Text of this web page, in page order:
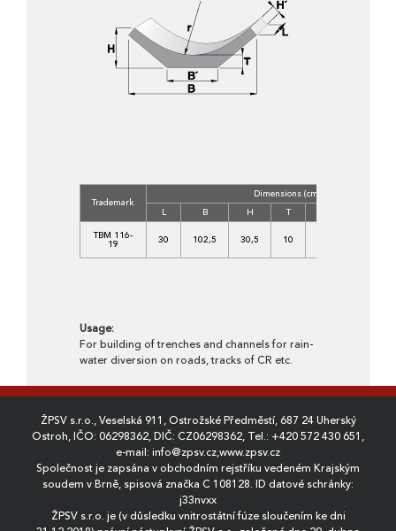
Trademark
Dimensions (cm)
L
B H T
TBM 116-
19 30 102,5 30,5 10
Usage:
For building of trenches and channels for rain-
water diversion on roads, tracks of CR etc.
ŽPSV s.r.o., Veselská 911, Ostrožské Předměstí, 687 24 Uherský
Ostroh, IČO: 06298362, DIČ: CZ06298362, Tel.: +420 572 430 651 ,
e-mail: info@zpsv.cz,www.zpsv.cz
Společnost je zapsána v obchodním rejstříku vedeném Krajským
soudem v Brně, spisová značka C 108128. ID datové schránky:
j33nvxx
ŽPSV s.r.o. je (v důsledku vnitrostátní fúze sloučením ke dni